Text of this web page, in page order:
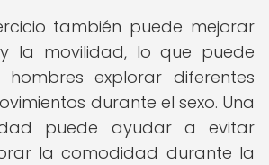
también puede mejorar
la movilidad, lo que puede
explorar diferentes
durante el sexo. Una
puede ayudar a evitar
la comodidad durante la